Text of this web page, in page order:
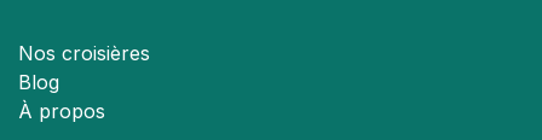
Nos croisières
Blog
À propos